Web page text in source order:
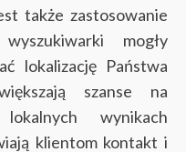
także zastosowanie
mogły
lokalizację Państwa
szanse na
wynikach
klientom kontakt i